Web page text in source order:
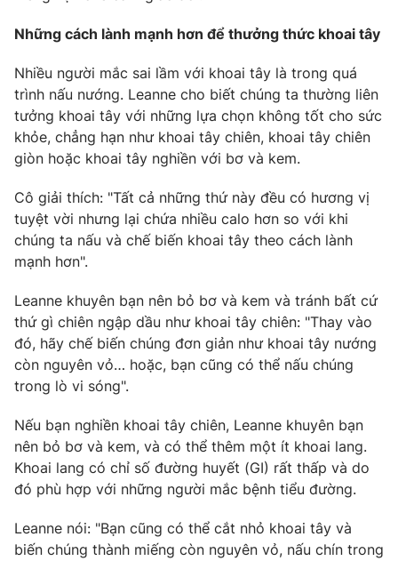
Email:toasoan@vtv.vn
® Cấm sao chép dưới mọi hình thức nếu không có sự chấp
thuận bằng văn bản. Ghi rõ nguồn VTV.vn khi phát hành lại
thông tin từ website này.
Những cách lành mạnh hơn để thưởng thức khoai tây
Nhiều người mắc sai lầm với khoai tây là trong quá
trình nấu nướng. Leanne cho biết chúng ta thường liên
tưởng khoai tây với những lựa chọn không tốt cho sức
khỏe, chẳng hạn như khoai tây chiên, khoai tây chiên
giòn hoặc khoai tây nghiền với bơ và kem.
Cô giải thích: "Tất cả những thứ này đều có hương vị
tuyệt vời nhưng lại chứa nhiều calo hơn so với khi
chúng ta nấu và chế biến khoai tây theo cách lành
mạnh hơn".
Leanne khuyên bạn nên bỏ bơ và kem và tránh bất cứ
thứ gì chiên ngập dầu như khoai tây chiên: "Thay vào
đó, hãy chế biến chúng đơn giản như khoai tây nướng
còn nguyên vỏ… hoặc, bạn cũng có thể nấu chúng
trong lò vi sóng".
Nếu bạn nghiền khoai tây chiên, Leanne khuyên bạn
nên bỏ bơ và kem, và có thể thêm một ít khoai lang.
Khoai lang có chỉ số đường huyết (GI) rất thấp và do
đó phù hợp với những người mắc bệnh tiểu đường.
Leanne nói: "Bạn cũng có thể cắt nhỏ khoai tây và
biến chúng thành miếng còn nguyên vỏ, nấu chín trong